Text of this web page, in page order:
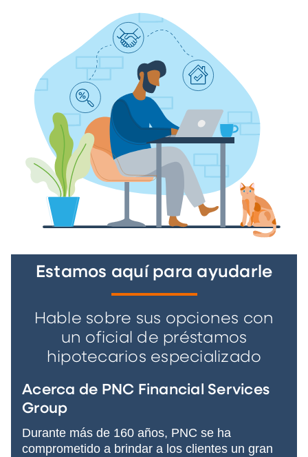
Estamos aquí para ayudarle
Hable sobre sus opciones con
un oficial de préstamos
hipotecarios especializado
Acerca de PNC Financial Services
Group
Durante más de 160 años, PNC se ha
comprometido a brindar a los clientes un gran